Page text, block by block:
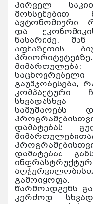
პირველ
მოხსენებით
ავტონომიური
და
ნასარიძე.
აფხაზეთის
გაუმჯობესება,
კომპაქტური
სამუშაოებს
დამატებას
დამატებაა
გამოიყოფა.
წარმოადგენს
კერძოდ